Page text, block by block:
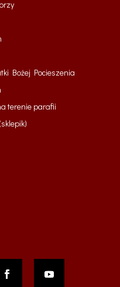
Bożej Pocieszenia
terenie parafii